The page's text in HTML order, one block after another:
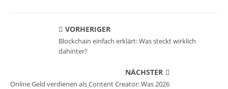
VORHERIGER
Blockchain einfach erklärt: Was steckt wirklich
dahinter?
NÄCHSTER
Online Geld verdienen als Content Creator: Was 2026